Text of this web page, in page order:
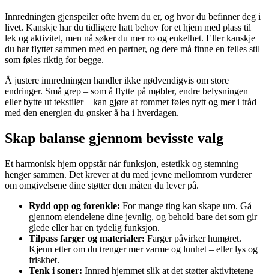
Innredningen gjenspeiler ofte hvem du er, og hvor du befinner deg i
livet. Kanskje har du tidligere hatt behov for et hjem med plass til
lek og aktivitet, men nå søker du mer ro og enkelhet. Eller kanskje
du har flyttet sammen med en partner, og dere må finne en felles stil
som føles riktig for begge.
Å justere innredningen handler ikke nødvendigvis om store
endringer. Små grep – som å flytte på møbler, endre belysningen
eller bytte ut tekstiler – kan gjøre at rommet føles nytt og mer i tråd
med den energien du ønsker å ha i hverdagen.
Skap balanse gjennom bevisste valg
Et harmonisk hjem oppstår når funksjon, estetikk og stemning
henger sammen. Det krever at du med jevne mellomrom vurderer
om omgivelsene dine støtter den måten du lever på.
Rydd opp og forenkle: For mange ting kan skape uro. Gå
gjennom eiendelene dine jevnlig, og behold bare det som gir
glede eller har en tydelig funksjon.
Tilpass farger og materialer: Farger påvirker humøret.
Kjenn etter om du trenger mer varme og lunhet – eller lys og
friskhet.
Tenk i soner: Innred hjemmet slik at det støtter aktivitetene